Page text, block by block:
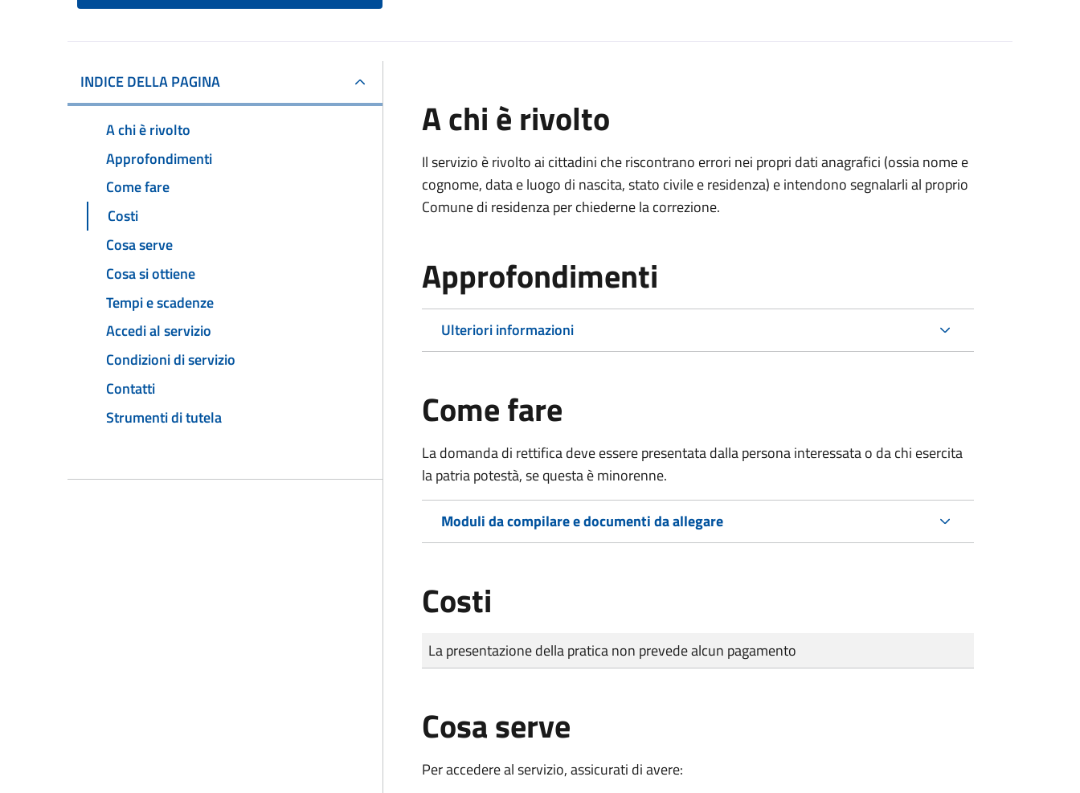
INDICE DELLA PAGINA
A chi è rivolto
Approfondimenti
Come fare
Costi
Cosa serve
Cosa si ottiene
Tempi e scadenze
Accedi al servizio
Condizioni di servizio
Contatti
Strumenti di tutela
A chi è rivolto
Il servizio è rivolto ai cittadini che riscontrano errori nei propri dati anagrafici (ossia nome e
cognome, data e luogo di nascita, stato civile e residenza) e intendono segnalarli al proprio
Comune di residenza per chiederne la correzione.
Approfondimenti
Ulteriori informazioni
Come fare
La domanda di rettifica deve essere presentata dalla persona interessata o da chi esercita
la patria potestà, se questa è minorenne.
Moduli da compilare e documenti da allegare
Costi
Tipo di pagamento
Importo
La presentazione della pratica non prevede alcun pagamento
Cosa serve
Per accedere al servizio, assicurati di avere: